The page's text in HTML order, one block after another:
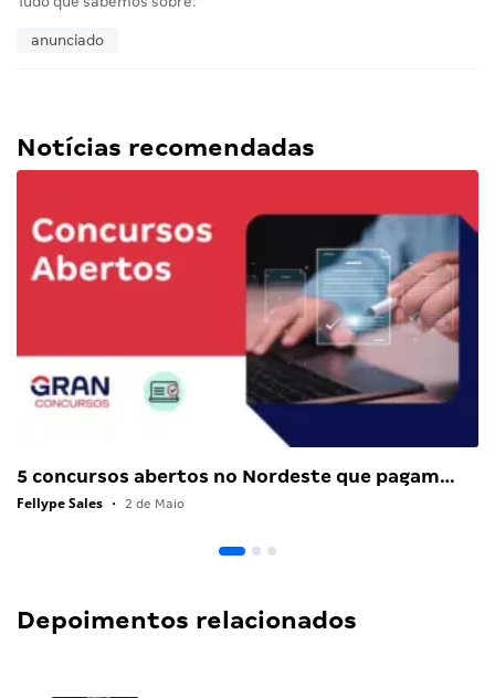
anunciado
Notícias recomendadas
5 concursos abertos no Nordeste que pagam…
Fellype Sales • 2 de Maio
Depoimentos relacionados